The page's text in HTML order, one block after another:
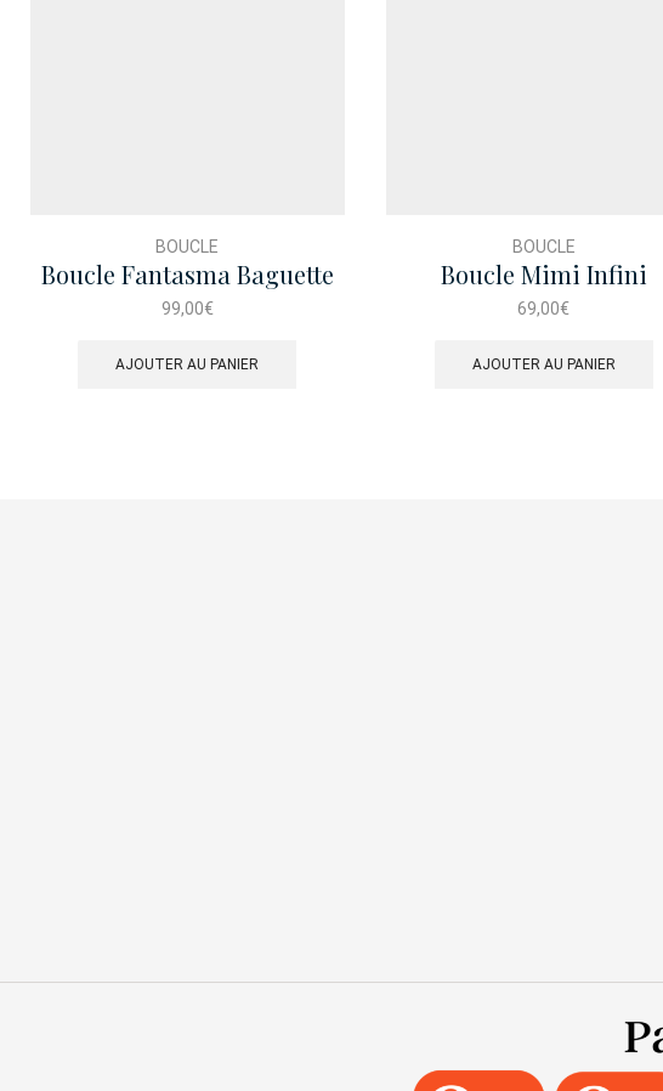
BOUCLE
Boucle Fantasma Baguette
99,00€
AJOUTER AU PANIER
BOUCLE
Boucle Mimi Infini
Asymetrique
69,00€
AJOUTER AU PANIER